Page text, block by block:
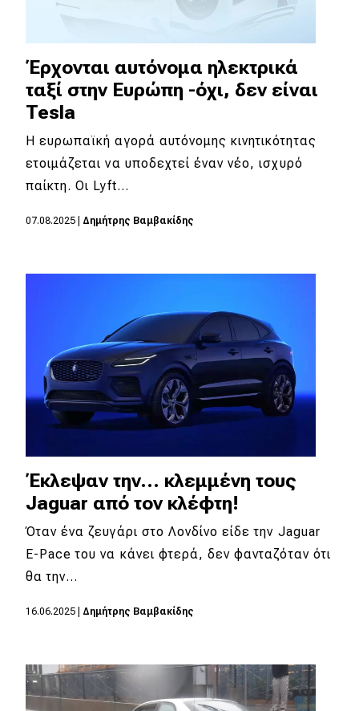
Έρχονται αυτόνομα ηλεκτρικά
ταξί στην Ευρώπη -όχι, δεν είναι
Tesla
Η ευρωπαϊκή αγορά αυτόνομης κινητικότητας
ετοιμάζεται να υποδεχτεί έναν νέο, ισχυρό
παίκτη. Οι Lyft…
07.08.2025 Δημήτρης Βαμβακίδης
Έκλεψαν την… κλεμμένη τους
Jaguar από τον κλέφτη!
Όταν ένα ζευγάρι στο Λονδίνο είδε την Jaguar
E-Pace του να κάνει φτερά, δεν φανταζόταν ότι
θα την…
16.06.2025 Δημήτρης Βαμβακίδης